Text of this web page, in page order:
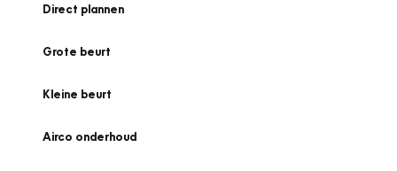
Direct plannen
Grote beurt
Kleine beurt
Airco onderhoud